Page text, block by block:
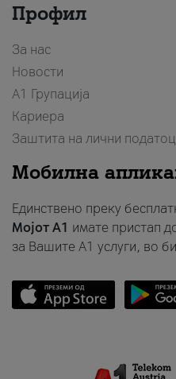
Профил
За нас
Новости
А1 Групација
Кариера
Заштита на лични
Мобилна
Единствено преку
Мојот A1 имате пристап
за Вашите A1 услуги, во